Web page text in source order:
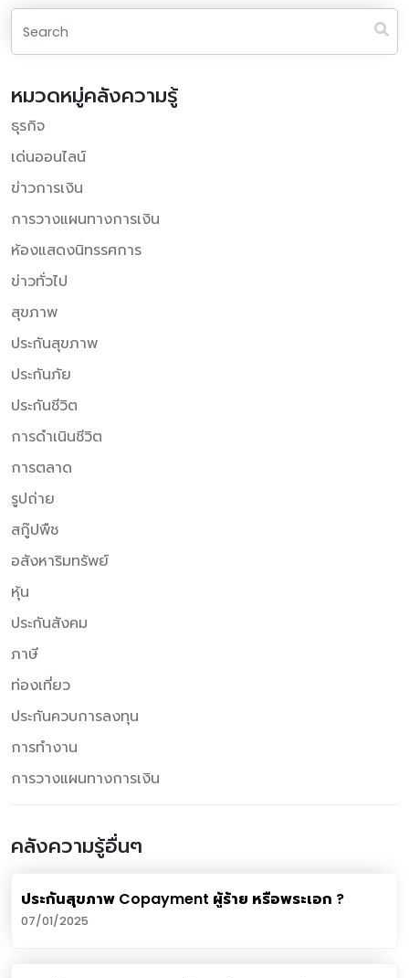
หมวดหมู่คลังความรู้
ธุรกิจ
เด่นออนไลน์
ข่าวการเงิน
การวางแผนทางการเงิน
ห้องแสดงนิทรรศการ
ข่าวทั่วไป
สุขภาพ
ประกันสุขภาพ
ประกันภัย
ประกันชีวิต
การดำเนินชีวิต
การตลาด
รูปถ่าย
สกู๊ปพืช
อสังหาริมทรัพย์
หุ้น
ประกันสังคม
ภาษี
ท่องเที่ยว
ประกันควบการลงทุน
การทำงาน
การวางแผนทางการเงิน
คลังความรู้อื่นๆ
ประกันสุขภาพ Copayment ผู้ร้าย หรือพระเอก ?
07/01/2025